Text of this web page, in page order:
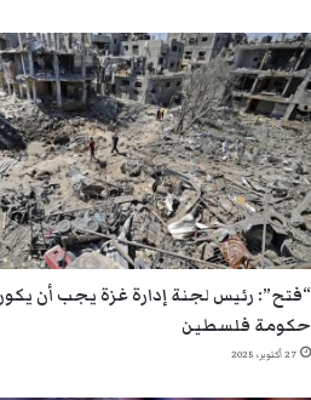
“فتح”: رئيس لجنة إدارة غزة يجب أن
حكومة فلسطين
27 أكتوبر، 2025